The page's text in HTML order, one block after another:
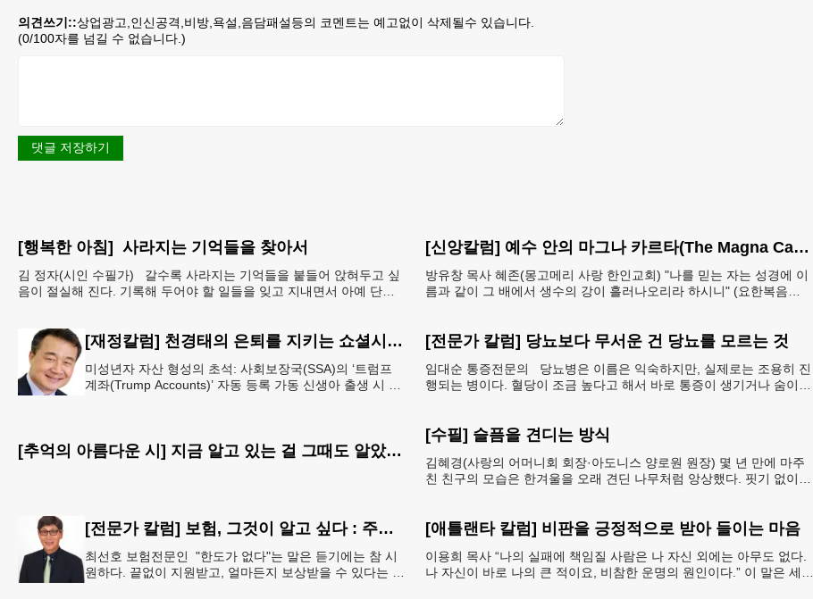
의견쓰기::상업광고,인신공격,비방,욕설,음담패설등의 코멘트는 예고없이 삭제될수 있습니다.
(0/100자를 넘길 수 없습니다.)
댓글 저장하기
[행복한 아침] 사라지는 기억들을 찾아서
김 정자(시인 수필가) 갈수록 사라지는 기억들을 붙들어 앉혀두고 싶
음이 절실해 진다. 기록해 두어야 할 일들을 잊고 지내면서 아예 단서
[신앙칼럼] 예수 안의 마그나 카르타(The Magna Carta in Jesus, 요한복음John 7:38)
방유창 목사 혜존(몽고메리 사랑 한인교회) "나를 믿는 자는 성경에 이
름과 같이 그 배에서 생수의 강이 흘러나오리라 하시니" (요한복음
[재정칼럼] 천경태의 은퇴를 지키는 쇼셜시큐리티 인사이트 - 은퇴와 생활의 기초를 지키는 가장 현실적인 제도 읽기 (18)
미성년자 자산 형성의 초석: 사회보장국(SSA)의 ‘트럼프
계좌(Trump Accounts)’ 자동 등록 가동 신생아 출생 시 자
[전문가 칼럼] 당뇨보다 무서운 건 당뇨를 모르는 것
임대순 통증전문의 당뇨병은 이름은 익숙하지만, 실제로는 조용히 진
행되는 병이다. 혈당이 조금 높다고 해서 바로 통증이 생기거나 숨이
[추억의 아름다운 시] 지금 알고 있는 걸 그때도 알았더라면
[수필] 슬픔을 견디는 방식
김혜경(사랑의 어머니회 회장·아도니스 양로원 원장) 몇 년 만에 마주
친 친구의 모습은 한겨울을 오래 견딘 나무처럼 앙상했다. 핏기 없이
[전문가 칼럼] 보험, 그것이 알고 싶다 : 주택보험, 보상 한도액은 얼마나 가입해야 할까?
최선호 보험전문인 "한도가 없다"는 말은 듣기에는 참 시
원하다. 끝없이 지원받고, 얼마든지 보상받을 수 있다는 뜻
[애틀랜타 칼럼] 비판을 긍정적으로 받아 들이는 마음
이용희 목사 “나의 실패에 책임질 사람은 나 자신 외에는 아무도 없다.
나 자신이 바로 나의 큰 적이요, 비참한 운명의 원인이다.” 이 말은 세인